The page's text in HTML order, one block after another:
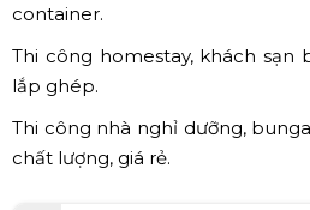
container.
Thi công homestay, khách sạn
lắp ghép.
Thi công nhà nghỉ dưỡng,
chất lượng, giá rẻ.